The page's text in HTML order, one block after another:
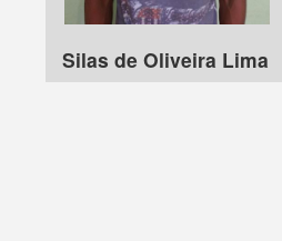
Silas de Oliveira Lima